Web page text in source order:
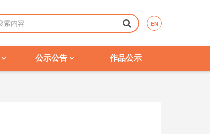
EN
公示公告 作品公示